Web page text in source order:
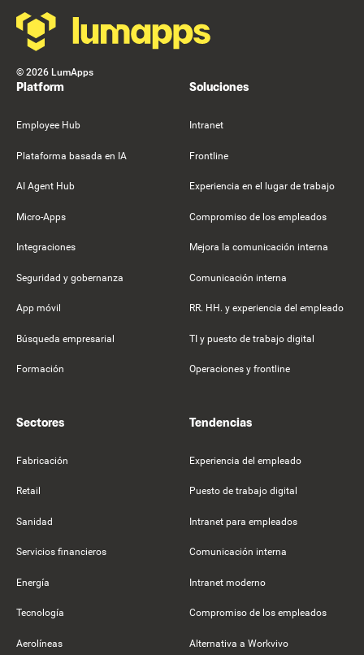
© 2026 LumApps
Platform
Employee Hub
Plataforma basada en IA
AI Agent Hub
Micro-Apps
Integraciones
Seguridad y gobernanza
App móvil
Búsqueda empresarial
Formación
Soluciones
Intranet
Frontline
Experiencia en el lugar de trabajo
Compromiso de los empleados
Mejora la comunicación interna
Comunicación interna
RR. HH. y experiencia del empleado
TI y puesto de trabajo digital
Operaciones y frontline
Sectores
Fabricación
Retail
Sanidad
Servicios financieros
Energía
Tecnología
Aerolíneas
Tendencias
Experiencia del empleado
Puesto de trabajo digital
Intranet para empleados
Comunicación interna
Intranet moderno
Compromiso de los empleados
Alternativa a Workvivo